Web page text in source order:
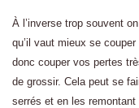
À l’inverse trop souvent
qu’il vaut mieux se
donc couper vos pertes
de grossir. Cela peut se
serrés et en les